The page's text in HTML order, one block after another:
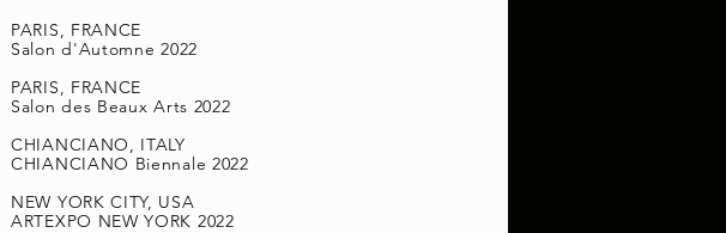
PARIS, FRANCE
Salon d'Automne 2022
PARIS, FRANCE
Salon des Beaux Arts 2022
CHIANCIANO, ITALY
CHIANCIANO Biennale 2022
NEW YORK CITY, USA
ARTEXPO NEW YORK 2022